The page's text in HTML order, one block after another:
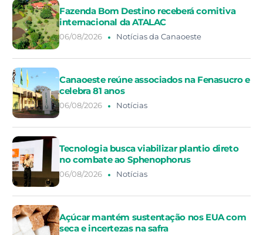
Fazenda Bom Destino receberá comitiva
internacional da ATALAC
06/08/2026 Notícias da Canaoeste
Canaoeste reúne associados na Fenasucro e
celebra 81 anos
06/08/2026 Notícias
Tecnologia busca viabilizar plantio direto
no combate ao Sphenophorus
06/08/2026 Notícias
Açúcar mantém sustentação nos EUA com
seca e incertezas na safra